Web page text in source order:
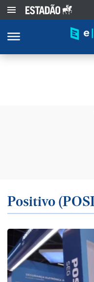
Positivo